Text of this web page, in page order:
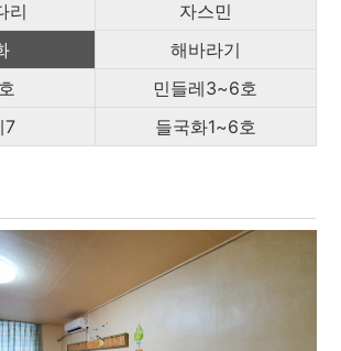
리
자스민
해바라기
민들레3~6호
7
들국화1~6호